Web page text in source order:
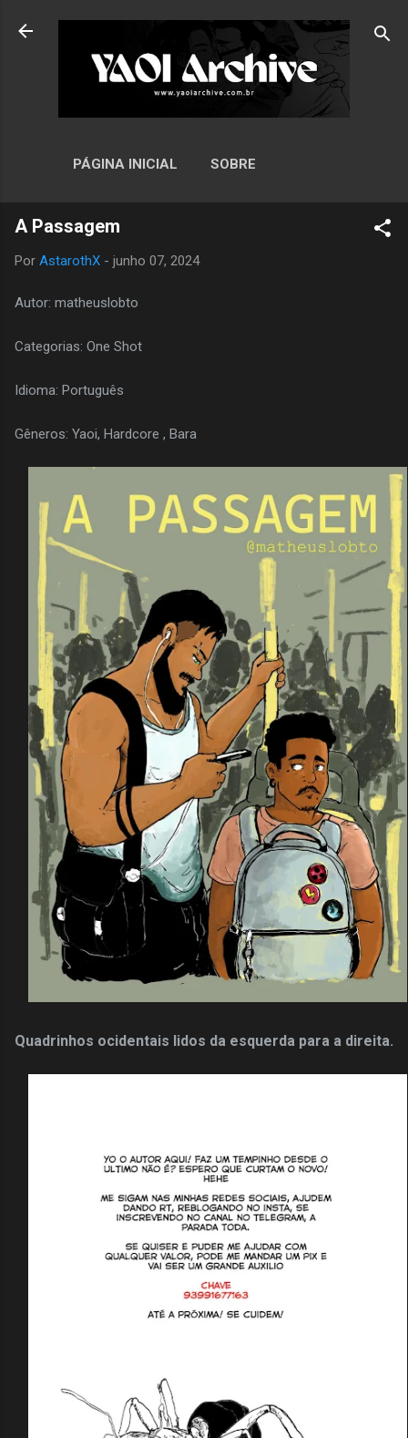
Pular para o conteúdo principal
PÁGINA INICIAL SOBRE
A Passagem
Por AstarothX - junho 07, 2024
Autor: matheuslobto
Categorias: One Shot
Idioma: Português
Gêneros: Yaoi, Hardcore , Bara
Quadrinhos ocidentais lidos da esquerda para a direita.